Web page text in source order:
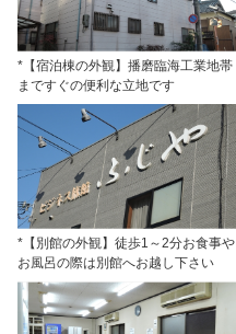
*【宿泊棟の外観】播磨臨海工業地帯
まですぐの便利な立地です
*【別館の外観】徒歩1～2分お食事や
お風呂の際は別館へお越し下さい